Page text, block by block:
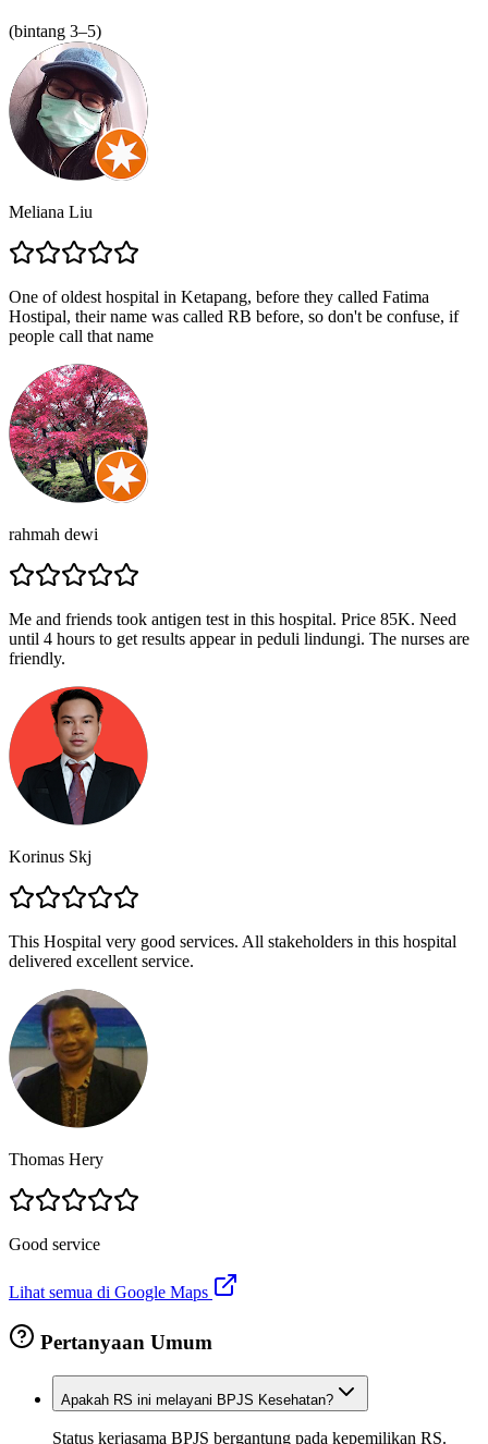
(bintang 3–5)
Meliana Liu
One of oldest hospital in Ketapang, before they called Fatima
Hostipal, their name was called RB before, so don't be confuse, if
people call that name
rahmah dewi
Me and friends took antigen test in this hospital. Price 85K. Need
until 4 hours to get results appear in peduli lindungi. The nurses are
friendly.
Korinus Skj
This Hospital very good services. All stakeholders in this hospital
delivered excellent service.
Thomas Hery
Good service
Lihat semua di Google Maps
Pertanyaan Umum
Apakah RS ini melayani BPJS Kesehatan?
Status kerjasama BPJS bergantung pada kepemilikan RS.